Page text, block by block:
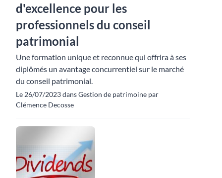
d'excellence pour les
professionnels du conseil
patrimonial
Une formation unique et reconnue qui offrira à ses
diplômés un avantage concurrentiel sur le marché
du conseil patrimonial.
Le 26/07/2023 dans Gestion de patrimoine par
Clémence Decosse